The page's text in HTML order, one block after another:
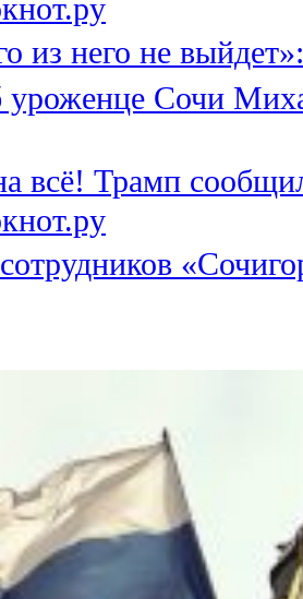
из него не
уроженце Сочи
всё! Трамп